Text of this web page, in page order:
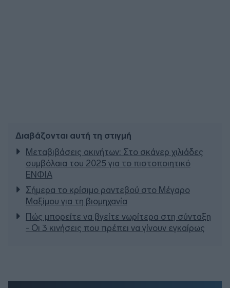
Διαβάζονται αυτή τη στιγμή
Μεταβιβάσεις ακινήτων: Στο σκάνερ χιλιάδες
συμβόλαια του 2025 για το πιστοποιητικό
ΕΝΦΙΑ
Σήμερα το κρίσιμο ραντεβού στο Μέγαρο
Μαξίμου για τη βιομηχανία
Πώς μπορείτε να βγείτε νωρίτερα στη σύνταξη
- Οι 3 κινήσεις που πρέπει να γίνουν εγκαίρως